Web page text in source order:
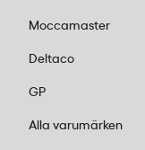
Moccamaster
Deltaco
GP
Alla varumärken